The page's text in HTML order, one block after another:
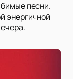
песни.
энергичной